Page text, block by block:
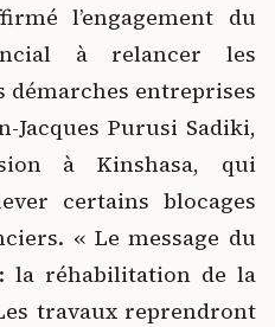
l’engagement du
à relancer les
démarches entreprises
Jacques Purusi Sadiki,
à Kinshasa, qui
certains blocages
« Le message du
la réhabilitation de la
travaux reprendront